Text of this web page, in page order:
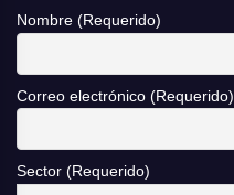
Nombre (Requerido)
Correo electrónico (Requerido)
Sector (Requerido)